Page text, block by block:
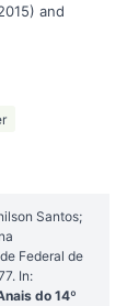
and
Santos;
Federal de
In:
do 14º